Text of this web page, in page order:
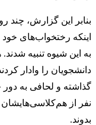
اینکه رختخواب‌های خود
به این شیوه تنبیه
دانشجویان را وادار
نفر از
بدوند.